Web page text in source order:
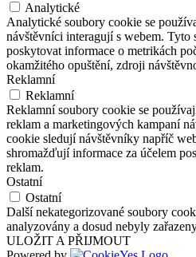
Analytické
Analytické soubory cookie se
návštěvníci interagují s webem. Tyto
poskytovat informace o metrikách
okamžitého opuštění, zdroji
Reklamní
Reklamní
Reklamní soubory cookie se
reklam a marketingových kampaní
cookie sledují návštěvníky napříč
shromažďují informace za účelem
reklam.
Ostatní
Ostatní
Další nekategorizované soubory
analyzovány a dosud nebyly
ULOŽIT A PŘIJMOUT